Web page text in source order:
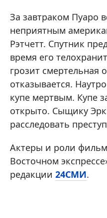
За завтраком Пуаро
неприятным
Рэтчетт. Спутник
время его
грозит смертельная
отказывается.
купе мертвым. Купе
открыто. Сыщику
расследовать
Актеры и роли
Восточном
редакции 24СМИ.